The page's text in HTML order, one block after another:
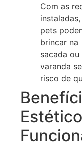
Com as
pets
brincar na
sacada ou
varanda
risco de